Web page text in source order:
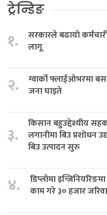
ट्रेन्डिङ
१.
सरकारले बढायो
लागू
२.
ग्वार्को फ्लाईओभरमा
जना घाइते
३.
किसान बहुउद्देश्यीय
लगानीमा बिउ प्रशोधन
बिउ उत्पादन सुरु
४.
डिप्लोमा
काम गरे ३० हजार